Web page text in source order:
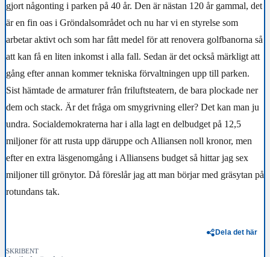
gjort någonting i parken på 40 år. Den är nästan 120 år gammal, det
är en fin oas i Gröndalsområdet och nu har vi en styrelse som
arbetar aktivt och som har fått medel för att renovera golfbanorna så
att kan få en liten inkomst i alla fall. Sedan är det också märkligt att
gång efter annan kommer tekniska förvaltningen upp till parken.
Sist hämtade de armaturer från friluftsteatern, de bara plockade ner
dem och stack. Är det fråga om smygrivning eller? Det kan man ju
undra. Socialdemokraterna har i alla lagt en delbudget på 12,5
miljoner för att rusta upp däruppe och Alliansen noll kronor, men
efter en extra läsgenomgång i Alliansens budget så hittar jag sex
miljoner till grönytor. Då föreslår jag att man börjar med gräsytan på
rotundans tak.
Dela det här
SKRIBENT